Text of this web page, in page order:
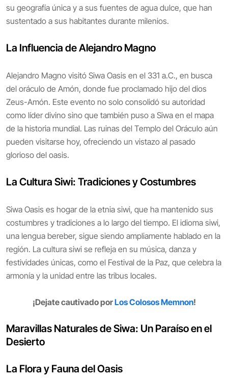
su geografía única y a sus fuentes de agua dulce, que han
sustentado a sus habitantes durante milenios.
La Influencia de Alejandro Magno
Alejandro Magno visitó Siwa Oasis en el 331 a.C., en busca
del oráculo de Amón, donde fue proclamado hijo del dios
Zeus-Amón. Este evento no solo consolidó su autoridad
como líder divino sino que también puso a Siwa en el mapa
de la historia mundial. Las ruinas del Templo del Oráculo aún
pueden visitarse hoy, ofreciendo un vistazo al pasado
glorioso del oasis.
La Cultura Siwi: Tradiciones y Costumbres
Siwa Oasis es hogar de la etnia siwi, que ha mantenido sus
costumbres y tradiciones a lo largo del tiempo. El idioma siwi,
una lengua bereber, sigue siendo ampliamente hablado en la
región. La cultura siwi se refleja en su música, danza y
festividades únicas, como el Festival de la Paz, que celebra la
armonía y la unidad entre las tribus locales.
¡Dejate cautivado porLos Colosos Memnon!
Maravillas Naturales de Siwa: Un Paraíso en el
Desierto
La Flora y Fauna del Oasis